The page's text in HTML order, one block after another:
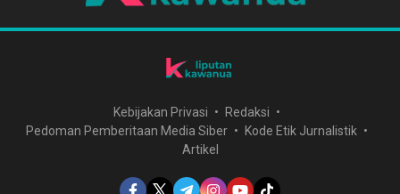
Kebijakan Privasi
Redaksi
Pedoman Pemberitaan Media Siber
Kode Etik Jurnalistik
Artikel